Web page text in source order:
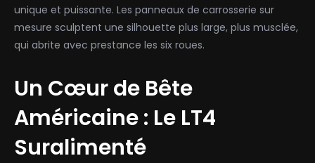
unique et puissante. Les panneaux de carrosserie sur
mesure sculptent une silhouette plus large, plus musclée,
qui abrite avec prestance les six roues.
Un Cœur de Bête
Américaine : Le LT4
Suralimenté